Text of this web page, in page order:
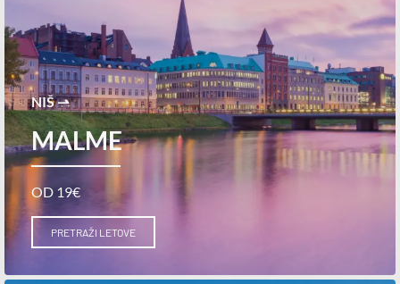
NIŠ ⇀
MALME
OD 19€
PRETRAŽI LETOVE